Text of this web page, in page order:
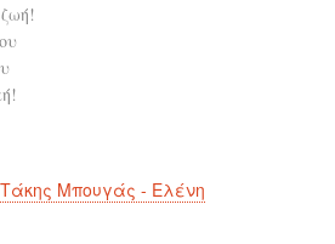
Τάκης Μπουγάς - Ελένη